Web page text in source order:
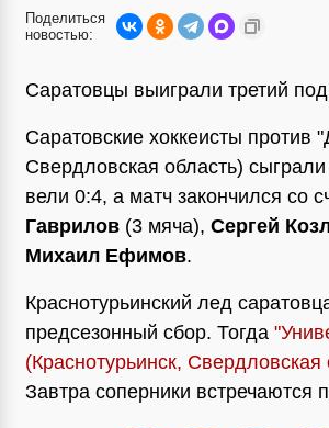
Поделиться
новостью:
Саратовцы выиграли третий
Саратовские хоккеисты против
Свердловская область)
вели 0:4, а матч закончился со
Гаврилов (3 мяча), Сергей
Михаил Ефимов.
Краснотурьинский лед
предсезонный сбор. Тогда
(Краснотурьинск, Свердловская
Завтра соперники встречаются